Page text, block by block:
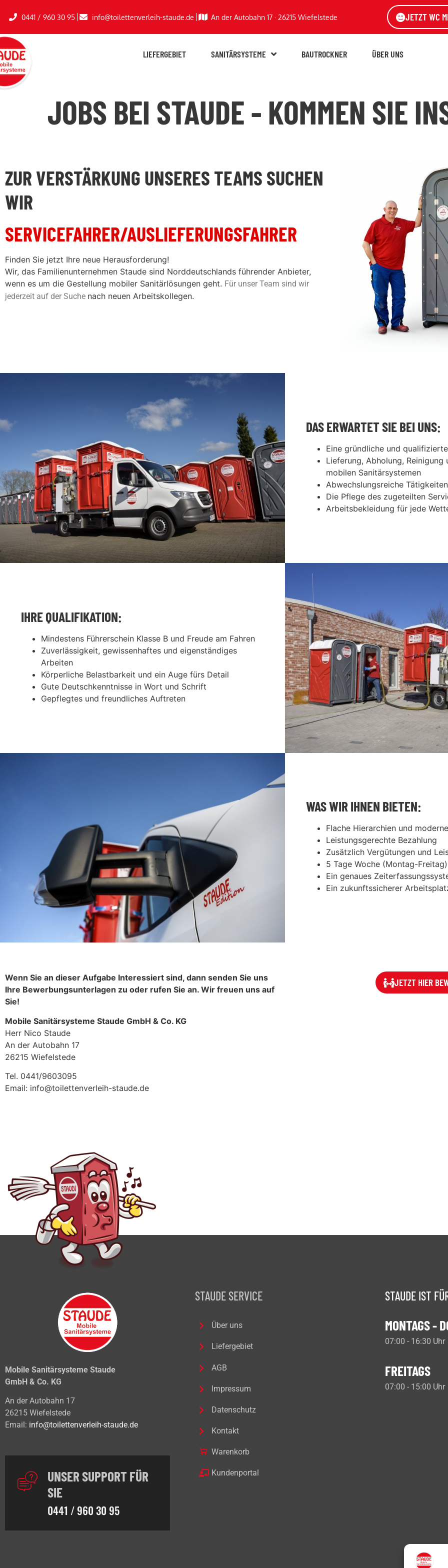
0441 / 960 30 95 info@toilettenverleih-staude.de An der Autobahn 17 · 26215 Wiefelstede JETZT WC
LIEFERGEBIET SANITÄRSYSTEME BAUTROCKNER ÜBER UNS
JOBS BEI STAUDE - KOMMEN SIE
ZUR VERSTÄRKUNG UNSERES TEAMS SUCHEN
WIR
SERVICEFAHRER/AUSLIEFERUNGSFAHRER
Finden Sie jetzt Ihre neue Herausforderung!
Wir, das Familienunternehmen Staude sind Norddeutschlands führender Anbieter,
wenn es um die Gestellung mobiler Sanitärlösungen geht. Für unser Team sind wir
jederzeit auf der Suche nach neuen Arbeitskollegen.
DAS ERWARTET SIE BEI UNS:
Eine gründliche und
Lieferung, Abholung, Reinigung
mobilen Sanitärsystemen
Abwechslungsreiche Tätigkeiten
Die Pflege des zugeteilten
Arbeitsbekleidung für jede
IHRE QUALIFIKATION:
Mindestens Führerschein Klasse B und Freude am Fahren
Zuverlässigkeit, gewissenhaftes und eigenständiges
Arbeiten
Körperliche Belastbarkeit und ein Auge fürs Detail
Gute Deutschkenntnisse in Wort und Schrift
Gepflegtes und freundliches Auftreten
WAS WIR IHNEN BIETEN:
Flache Hierarchien und
Leistungsgerechte Bezahlung
Zusätzlich Vergütungen und
5 Tage Woche (Montag-Freitag)
Ein genaues
Ein zukunftssicherer
Wenn Sie an dieser Aufgabe Interessiert sind, dann senden Sie uns
Ihre Bewerbungsunterlagen zu oder rufen Sie an. Wir freuen uns auf
Sie!
Mobile Sanitärsysteme Staude GmbH & Co. KG
Herr Nico Staude
An der Autobahn 17
26215 Wiefelstede
Tel. 0441/9603095
Email: info@toilettenverleih-staude.de
JETZT HIER
Mobile Sanitärsysteme Staude
GmbH & Co. KG
An der Autobahn 17
26215 Wiefelstede
Email: info@toilettenverleih-staude.de
UNSER SUPPORT FÜR
SIE
0441 / 960 30 95
STAUDE SERVICE
Über uns
Liefergebiet
AGB
Impressum
Datenschutz
Kontakt
Warenkorb
Kundenportal
STAUDE IST
MONTAGS -
07:00 - 16:30 Uhr
FREITAGS
07:00 - 15:00 Uhr